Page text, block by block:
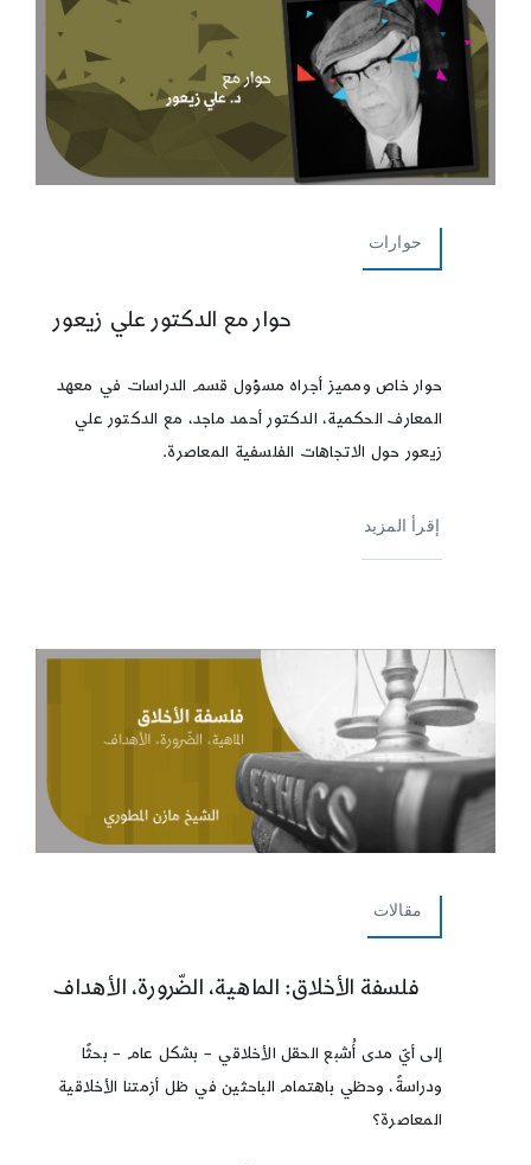
حوارات
حوار مع الدكتور علي زيعور
حوار خاص ومميز أجراه مسؤول قسم الدراسات في معهد
المعارف الحكمية، الدكتور أحمد ماجد، مع الدكتور علي
زيعور حول الاتجاهات الفلسفية المعاصرة.
إقرأ المزيد
مقالات
فلسفة الأخلاق: الماهية، الضّرورة، الأهداف
إلى أيّ مدى أُشبع الحقل الأخلاقي – بشكل عام – بحثًا
ودراسةً، وحظي باهتمام الباحثين في ظل أزمتنا الأخلاقية
المعاصرة؟